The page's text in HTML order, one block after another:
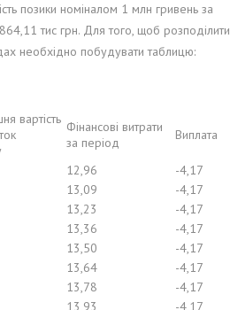
позики номіналом 1 млн гривень за
тис грн. Для того, щоб розподілити
необхідно побудувати таблицю:
вартість Фінансові витрати
за період
Виплата
12,96
-4,17
13,09
-4,17
13,23
-4,17
13,36
-4,17
13,50
-4,17
13,64
-4,17
13,78
-4,17
13,93
-4,17